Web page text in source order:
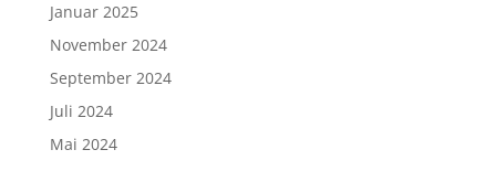
Januar 2025
November 2024
September 2024
Juli 2024
Mai 2024